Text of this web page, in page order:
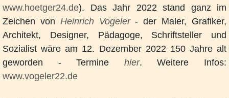
www.hoetger24.de). Das Jahr 2022 stand ganz im
Zeichen von Heinrich Vogeler- der Maler, Grafiker,
Architekt, Designer, Pädagoge, Schriftsteller und
Sozialist wäre am 12. Dezember 2022 150 Jahre alt
geworden - Termine hier. Weitere Infos:
www.vogeler22.de